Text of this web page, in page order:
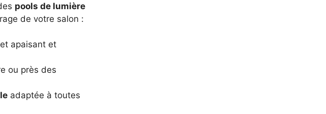
pools de lumière
de votre salon :
apaisant et
ou près des
adaptée à toutes